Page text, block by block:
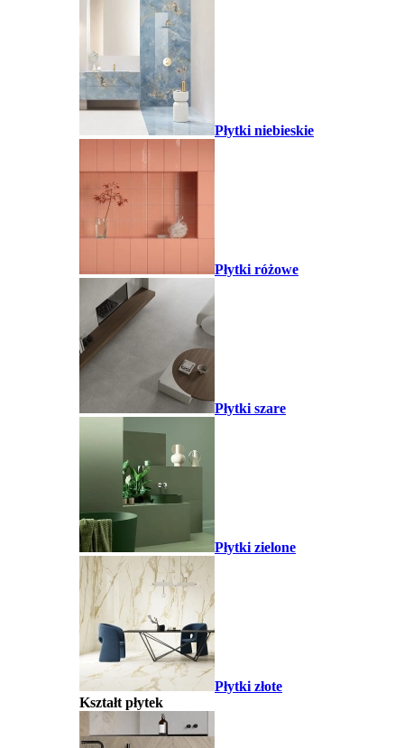
Płytki niebieskie
Płytki różowe
Płytki szare
Płytki zielone
Płytki złote
Kształt płytek